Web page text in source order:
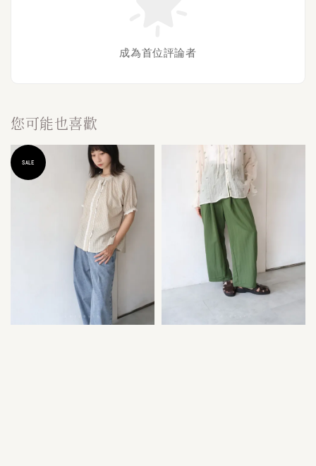
成為首位評論者
您可能也喜歡
SALE